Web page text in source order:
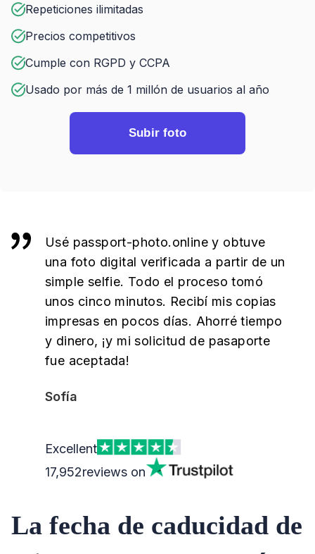
Repeticiones ilimitadas
Precios competitivos
Cumple con RGPD y CCPA
Usado por más de 1 millón de usuarios al año
Subir foto
Usé passport-photo.online y obtuve
una foto digital verificada a partir de un
simple selfie. Todo el proceso tomó
unos cinco minutos. Recibí mis copias
impresas en pocos días. Ahorré tiempo
y dinero, ¡y mi solicitud de pasaporte
fue aceptada!
Sofía
Excellent
17,952reviews on
La fecha de caducidad de